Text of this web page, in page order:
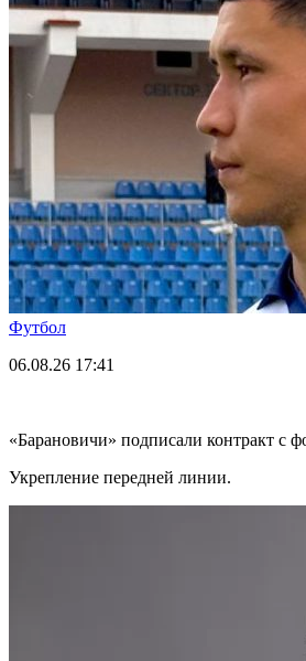
Футбол
06.08.26 17:41
«Барановичи» подписали контракт с
Укрепление передней линии.